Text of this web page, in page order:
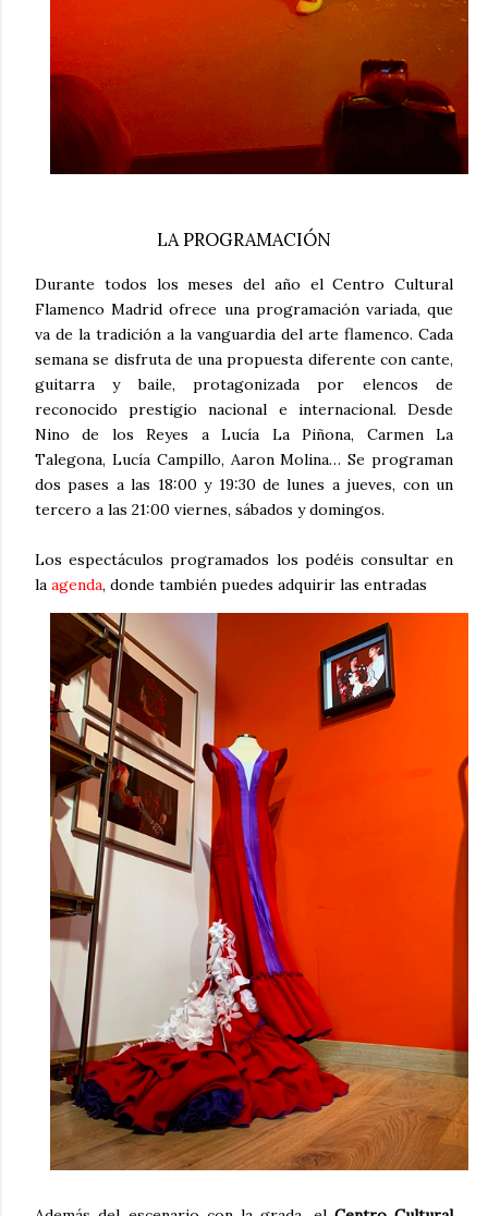
LA PROGRAMACIÓN
Durante todos los meses del año el Centro Cultural
Flamenco Madrid ofrece una programación variada, que
va de la tradición a la vanguardia del arte flamenco. Cada
semana se disfruta de una propuesta diferente con cante,
guitarra y baile, protagonizada por elencos de
reconocido prestigio nacional e internacional. Desde
Nino de los Reyes a Lucía La Piñona, Carmen La
Talegona, Lucía Campillo, Aaron Molina… Se programan
dos pases a las 18:00 y 19:30 de lunes a jueves, con un
tercero a las 21:00 viernes, sábados y domingos.
Los espectáculos programados los podéis consultar en
la agenda, donde también puedes adquirir las entradas